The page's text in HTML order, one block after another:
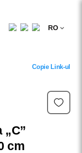
RO
Copie Link-ul
cm